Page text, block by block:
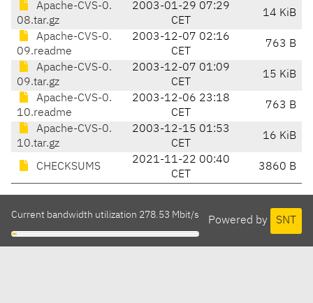
Apache-CVS-0.
08.tar.gz
2003-01-29 07:29
CET
14 KiB
Apache-CVS-0.
09.readme
2003-12-07 02:16
CET
763 B
Apache-CVS-0.
09.tar.gz
2003-12-07 01:09
CET
15 KiB
Apache-CVS-0.
10.readme
2003-12-06 23:18
CET
763 B
Apache-CVS-0.
10.tar.gz
2003-12-15 01:53
CET
16 KiB
CHECKSUMS
2021-11-22 00:40
CET
3860 B
Powered by SNT
Current bandwidth utilization 278.53 Mbit/s